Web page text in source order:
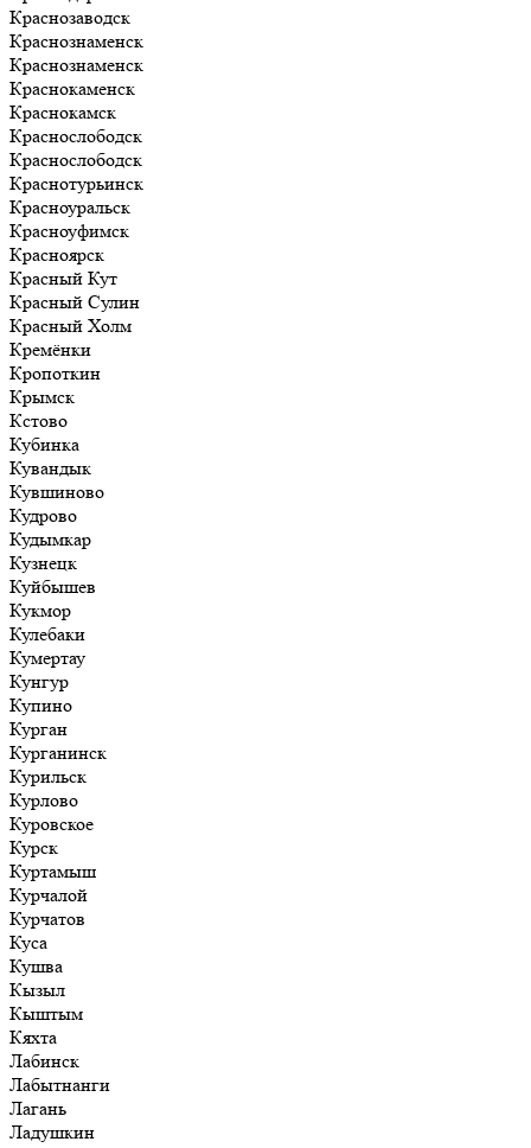
Краснозаводск
Краснознаменск
Краснознаменск
Краснокаменск
Краснокамск
Краснослободск
Краснослободск
Краснотурьинск
Красноуральск
Красноуфимск
Красноярск
Красный Кут
Красный Сулин
Красный Холм
Кремёнки
Кропоткин
Крымск
Кстово
Кубинка
Кувандык
Кувшиново
Кудрово
Кудымкар
Кузнецк
Куйбышев
Кукмор
Кулебаки
Кумертау
Кунгур
Купино
Курган
Курганинск
Курильск
Курлово
Куровское
Курск
Куртамыш
Курчалой
Курчатов
Куса
Кушва
Кызыл
Кыштым
Кяхта
Лабинск
Лабытнанги
Лагань
Ладушкин